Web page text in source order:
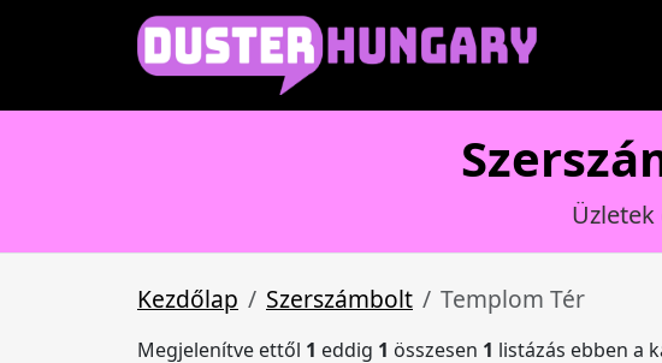
Kezdőlap Szerszámbolt Templom Tér
Megjelenítve ettől 1 eddig 1 összesen 1 listázás ebben a